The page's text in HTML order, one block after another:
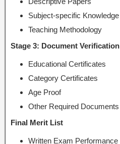
Subject-specific Knowledge
Teaching Methodology
Stage 3: Document Verification
Educational Certificates
Category Certificates
Age Proof
Other Required Documents
Final Merit List
Written Exam Performance